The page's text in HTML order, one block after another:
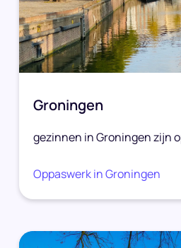
Groningen
gezinnen in Groningen zijn
Oppaswerk in Groningen